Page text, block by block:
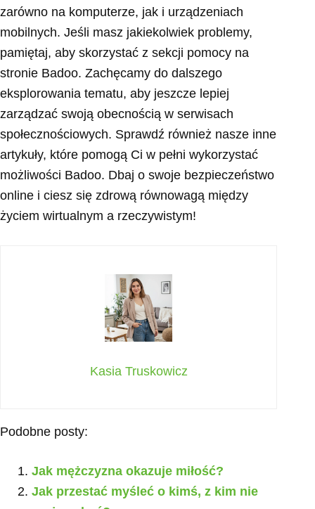
zarówno na komputerze, jak i urządzeniach
mobilnych. Jeśli masz jakiekolwiek problemy,
pamiętaj, aby skorzystać z sekcji pomocy na
stronie Badoo. Zachęcamy do dalszego
eksplorowania tematu, aby jeszcze lepiej
zarządzać swoją obecnością w serwisach
społecznościowych. Sprawdź również nasze inne
artykuły, które pomogą Ci w pełni wykorzystać
możliwości Badoo. Dbaj o swoje bezpieczeństwo
online i ciesz się zdrową równowagą między
życiem wirtualnym a rzeczywistym!
Kasia Truskowicz
Podobne posty:
Jak mężczyzna okazuje miłość?
Jak przestać myśleć o kimś, z kim nie